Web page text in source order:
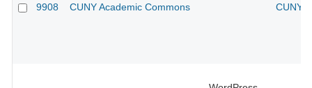
9908 CUNY Academic Commons CUNY